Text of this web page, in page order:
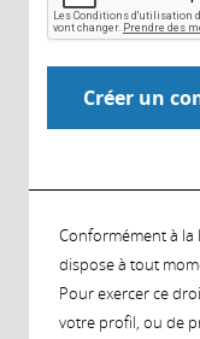
Conformément à la
dispose à tout
Pour exercer ce
votre profil, ou de